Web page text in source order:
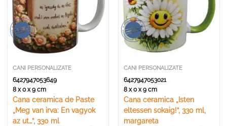
CANI PERSONALIZATE
6427947053649
8 x 0 x 9 cm
Cana ceramica de Paste
„Meg van irva: En vagyok
az ut…”, 330 ml
CANI PERSONALIZATE
6427947053021
8 x 0 x 9 cm
Cana ceramica „Isten
eltessen sokaig!”, 330 ml,
margareta